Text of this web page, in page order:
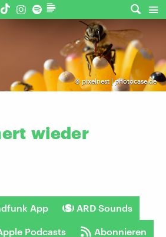
©pixelnest | photocase.de
wieder
App ARD Sounds
Podcasts Abonnieren